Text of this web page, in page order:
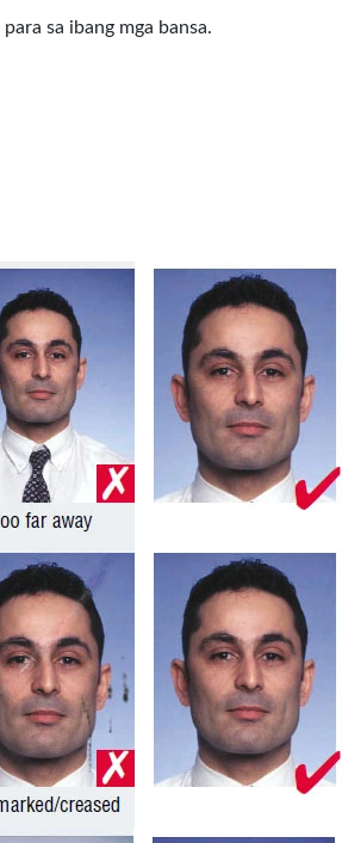
sa ibang mga bansa.